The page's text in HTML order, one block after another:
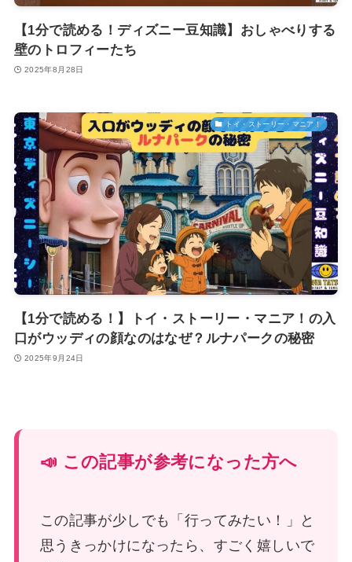
【1分で読める！ディズニー豆知識】おしゃべりする
壁のトロフィーたち
2025年8月28日
トイ・ストーリー・マニア！
【1分で読める！】トイ・ストーリー・マニア！の入
口がウッディの顔なのはなぜ？ルナパークの秘密
2025年9月24日
📣 この記事が参考になった方へ
この記事が少しでも「行ってみたい！」と
思うきっかけになったら、すごく嬉しいで